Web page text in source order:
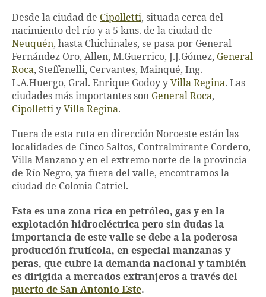
Desde la ciudad de Cipolletti, situada cerca del
nacimiento del río y a 5 kms. de la ciudad de
Neuquén, hasta Chichinales, se pasa por General
Fernández Oro, Allen, M.Guerrico, J.J.Gómez, General
Roca, Steffenelli, Cervantes, Mainqué, Ing.
L.A.Huergo, Gral. Enrique Godoy y Villa Regina. Las
ciudades más importantes son General Roca,
Cipolletti y Villa Regina.
Fuera de esta ruta en dirección Noroeste están las
localidades de Cinco Saltos, Contralmirante Cordero,
Villa Manzano y en el extremo norte de la provincia
de Río Negro, ya fuera del valle, encontramos la
ciudad de Colonia Catriel.
Esta es una zona rica en petróleo, gas y en la
explotación hidroeléctrica pero sin dudas la
importancia de este valle se debe a la poderosa
producción frutícola, en especial manzanas y
peras, que cubre la demanda nacional y también
es dirigida a mercados extranjeros a través del
puerto de San Antonio Este.